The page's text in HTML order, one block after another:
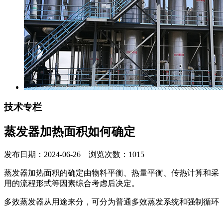
技术专栏
蒸发器加热面积如何确定
发布日期：2024-06-26 浏览次数：1015
蒸发器加热面积的确定由物料平衡、热量平衡、传热计算和采
用的流程形式等因素综合考虑后决定。
多效蒸发器从用途来分，可分为普通多效蒸发系统和强制循环